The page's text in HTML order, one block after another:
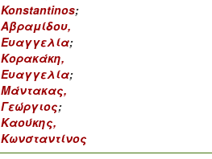
Konstantinos;
Αβραμίδου,
Ευαγγελία;
Κορακάκη,
Ευαγγελία;
Μάντακας,
Γεώργιος;
Καούκης,
Κωνσταντίνος